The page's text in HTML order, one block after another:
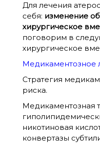
Для лечения
себя: изменение
хирургическое
поговорим в
хирургическое
Медикаментозное
Стратегия
риска.
Медикаментозная
никотиновая
конвертазы